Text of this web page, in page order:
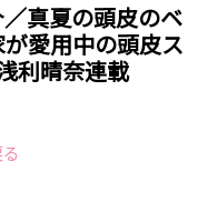
／真夏の頭皮のベ
愛用中の頭皮ス
利晴奈連載